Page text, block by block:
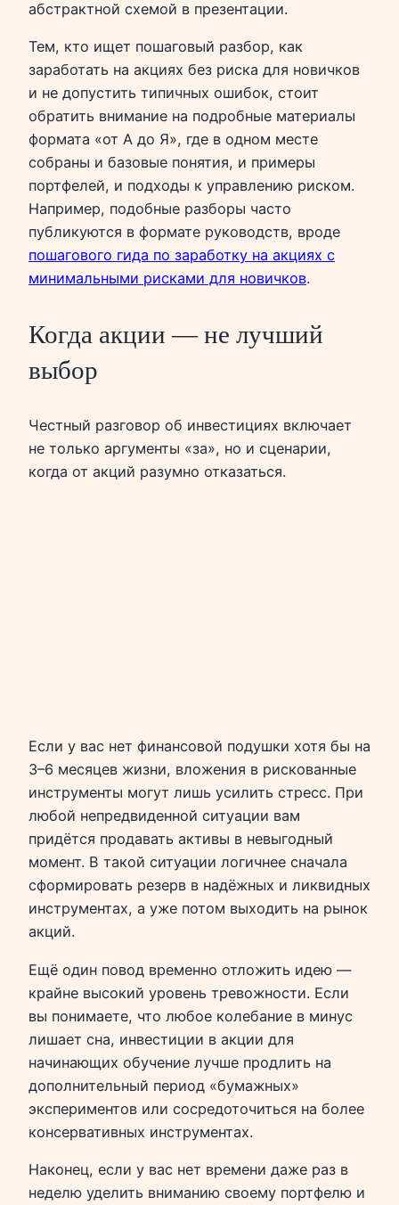
абстрактной схемой в презентации.
Тем, кто ищет пошаговый разбор, как
заработать на акциях без риска для новичков
и не допустить типичных ошибок, стоит
обратить внимание на подробные материалы
формата «от А до Я», где в одном месте
собраны и базовые понятия, и примеры
портфелей, и подходы к управлению риском.
Например, подобные разборы часто
публикуются в формате руководств, вроде
пошагового гида по заработку на акциях с
минимальными рисками для новичков.
Когда акции — не лучший
выбор
Честный разговор об инвестициях включает
не только аргументы «за», но и сценарии,
когда от акций разумно отказаться.
Если у вас нет финансовой подушки хотя бы на
3–6 месяцев жизни, вложения в рискованные
инструменты могут лишь усилить стресс. При
любой непредвиденной ситуации вам
придётся продавать активы в невыгодный
момент. В такой ситуации логичнее сначала
сформировать резерв в надёжных и ликвидных
инструментах, а уже потом выходить на рынок
акций.
Ещё один повод временно отложить идею —
крайне высокий уровень тревожности. Если
вы понимаете, что любое колебание в минус
лишает сна, инвестиции в акции для
начинающих обучение лучше продлить на
дополнительный период «бумажных»
экспериментов или сосредоточиться на более
консервативных инструментах.
Наконец, если у вас нет времени даже раз в
неделю уделить вниманию своему портфелю и